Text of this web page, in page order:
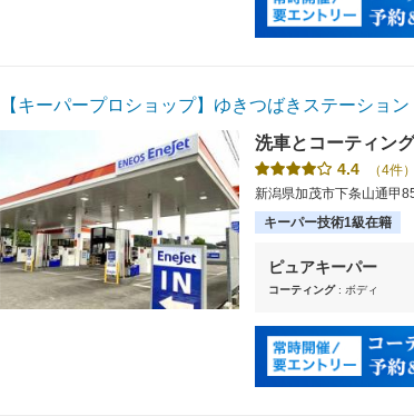
【キーパープロショップ】ゆきつばきステーション
洗車とコーティン
キーパーもバッチリ
4.4
（4件）
新潟県加茂市下条山通甲
キーパー技術1級在籍
ピュアキーパー
コーティング: ボディ